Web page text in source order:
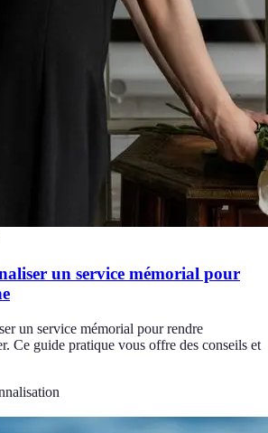
un service mémorial pour
un service mémorial pour rendre
Ce guide pratique vous offre des conseils et